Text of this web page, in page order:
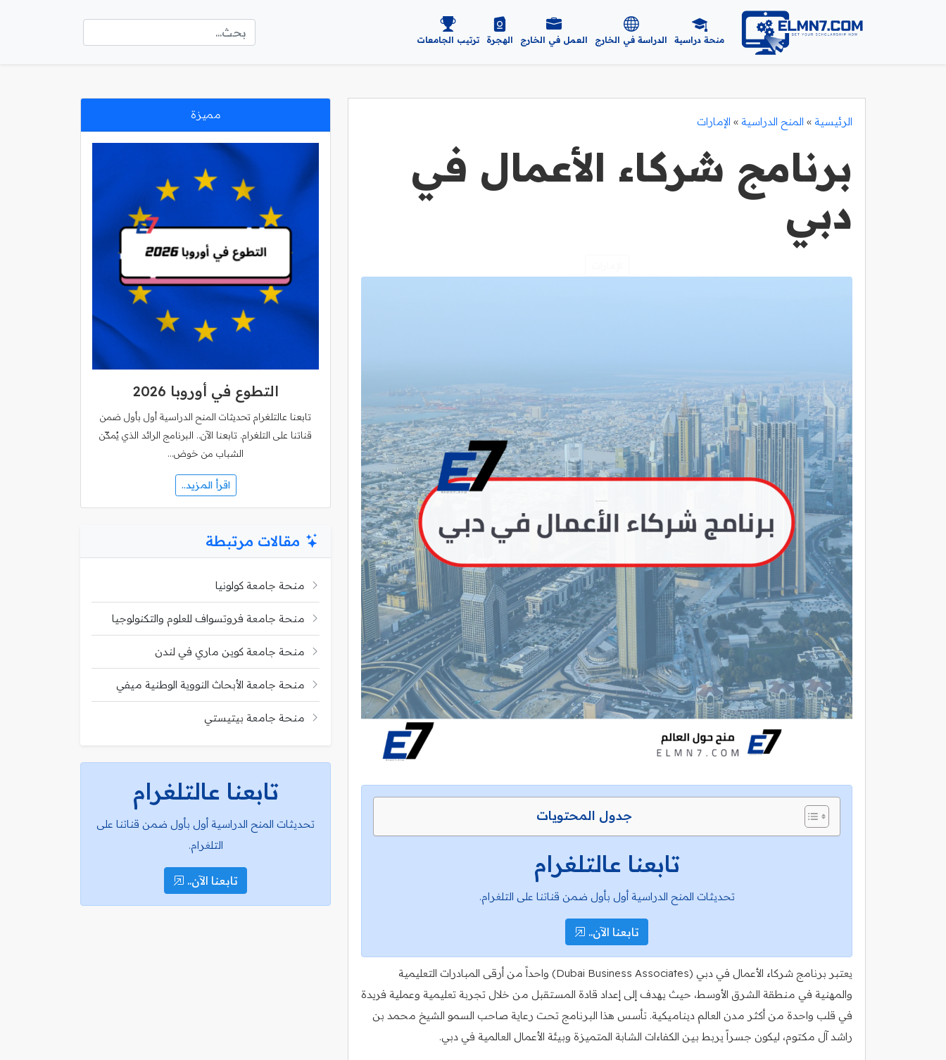
منحة دراسية الدراسة في الخارج العمل في الخارج الهجرة ترتيب الجامعات
الرئيسية » المنح الدراسية » الإمارات
برنامج شركاء الأعمال في
دبي
جدول المحتويات
تابعنا عالتلغرام
تحديثات المنح الدراسية أول بأول ضمن قناتنا على التلغرام.
تابعنا الآن..
يعتبر برنامج شركاء الأعمال في دبي (Dubai Business Associates) واحداً من أرقى المبادرات التعليمية
والمهنية في منطقة الشرق الأوسط، حيث يهدف إلى إعداد قادة المستقبل من خلال تجربة تعليمية وعملية فريدة
في قلب واحدة من أكثر مدن العالم ديناميكية. تأسس هذا البرنامج تحت رعاية صاحب السمو الشيخ محمد بن
راشد آل مكتوم، ليكون جسراً يربط بين الكفاءات الشابة المتميزة وبيئة الأعمال العالمية في دبي.
مميزة
التطوع في أوروبا 2026
تابعنا عالتلغرام تحديثات المنح الدراسية أول بأول ضمن
قناتنا على التلغرام. تابعنا الآن.. البرنامج الرائد الذي يُمكّن
الشباب من خوض…
اقرأ المزيد..
مقالات مرتبطة
منحة جامعة كولونيا
منحة جامعة فروتسواف للعلوم والتكنولوجيا
منحة جامعة كوين ماري في لندن
منحة جامعة الأبحاث النووية الوطنية ميفي
منحة جامعة بيتيستي
تابعنا عالتلغرام
تحديثات المنح الدراسية أول بأول ضمن قناتنا على
التلغرام.
تابعنا الآن..